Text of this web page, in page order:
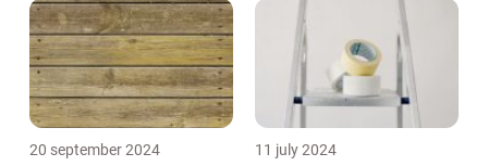
20 september 2024 11 july 2024